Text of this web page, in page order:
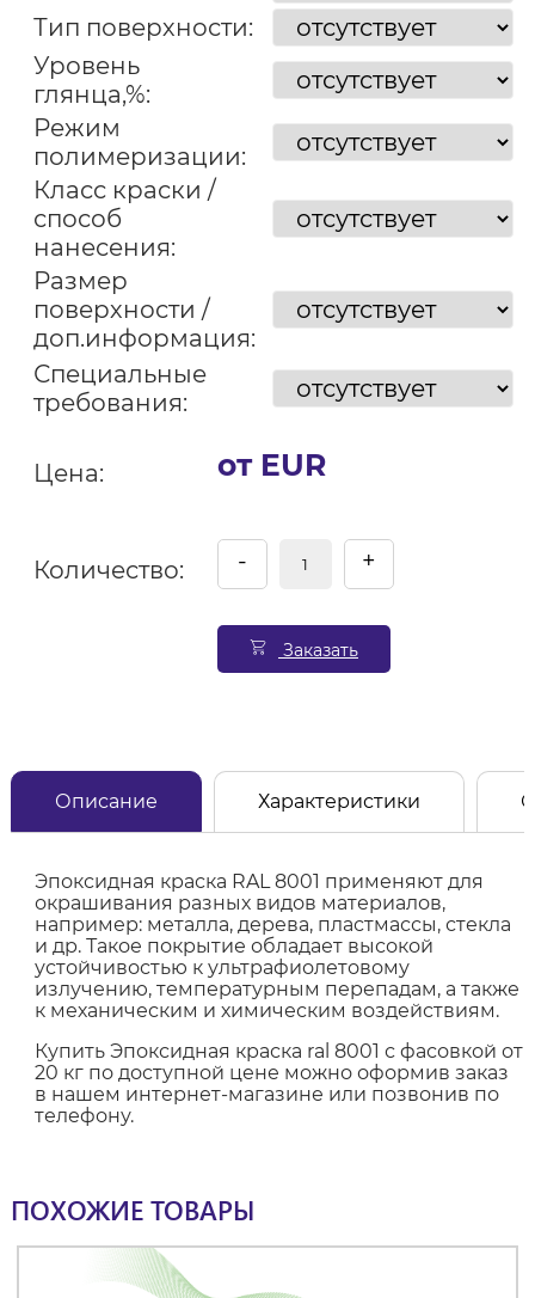
Тип поверхности:
Уровень
глянца,%:
Режим
полимеризации:
Класс краски /
способ
нанесения:
Размер
поверхности /
доп.информация:
Специальные
требования:
Цена: от EUR
Количество: - +
Заказать
Описание Характеристики
Эпоксидная краска RAL 8001 применяют для
окрашивания разных видов материалов,
например: металла, дерева, пластмассы, стекла
и др. Такое покрытие обладает высокой
устойчивостью к ультрафиолетовому
излучению, температурным перепадам, а также
к механическим и химическим воздействиям.
Купить Эпоксидная краска ral 8001 с фасовкой от
20 кг по доступной цене можно оформив заказ
в нашем интернет-магазине или позвонив по
телефону.
ПОХОЖИЕ ТОВАРЫ